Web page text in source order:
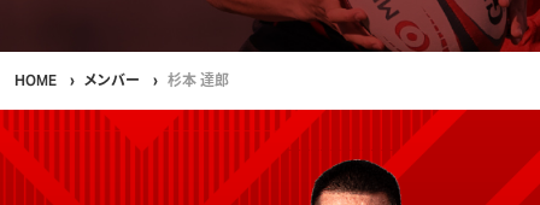
HOME メンバー 杉本 達郎